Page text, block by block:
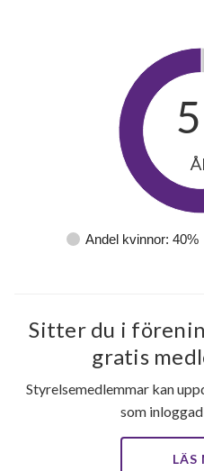
Andel kvinnor: 40%
Sitter du i
gratis
Styrelsemedlemmar kan
som
LÄS